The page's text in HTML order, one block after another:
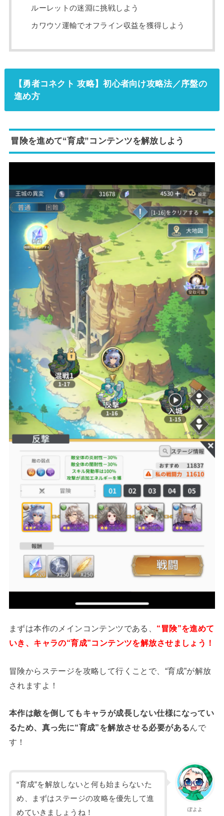
ルーレットの迷淵に挑戦しよう
カワウソ運輸でオフライン収益を獲得しよう
【勇者コネクト 攻略】初心者向け攻略法／序盤の
進め方
冒険を進めて“育成”コンテンツを解放しよう
まずは本作のメインコンテンツである、 “冒険”を進めて
いき、キャラの“育成”コンテンツを解放させましょう！
冒険からステージを攻略して行くことで、“育成”が解放
されますよ！
本作は敵を倒してもキャラが成長しない仕様になってい
るため、真っ先に“育成”を解放させる必要があるんで
す！
ぽよよ
“育成”を解放しないと何も始まらないた
め、まずはステージの攻略を優先して進
めていきましょうね！